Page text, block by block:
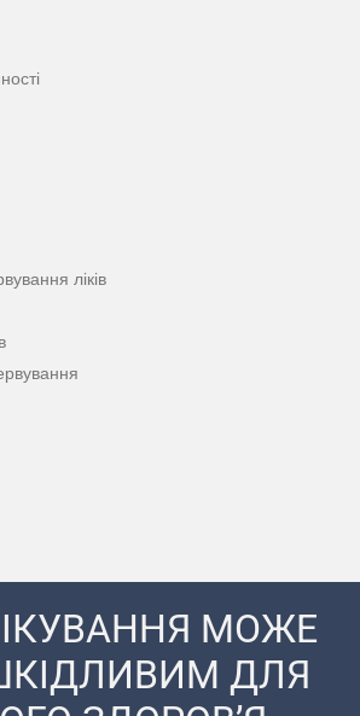
ліків
МОЖЕ
ДЛЯ